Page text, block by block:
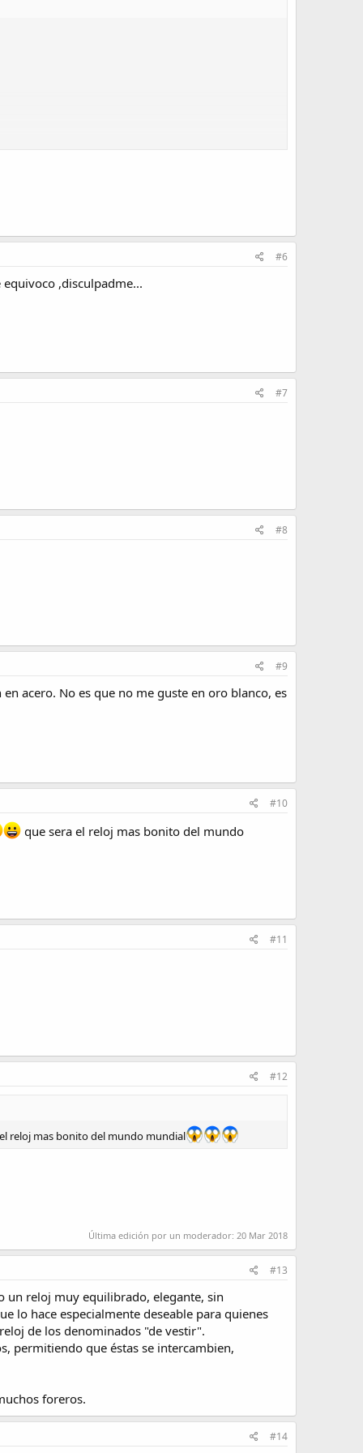
#6
,disculpadme...
#7
#8
#9
acero. No es que no me guste en oro blanco, es
#10
que sera el reloj mas bonito del mundo
#11
#12
reloj mas bonito del mundo mundial
Última edición por un moderador: 20 Mar 2018
#13
un reloj muy equilibrado, elegante, sin
lo hace especialmente deseable para quienes
de los denominados "de vestir".
permitiendo que éstas se intercambien,
foreros.
#14